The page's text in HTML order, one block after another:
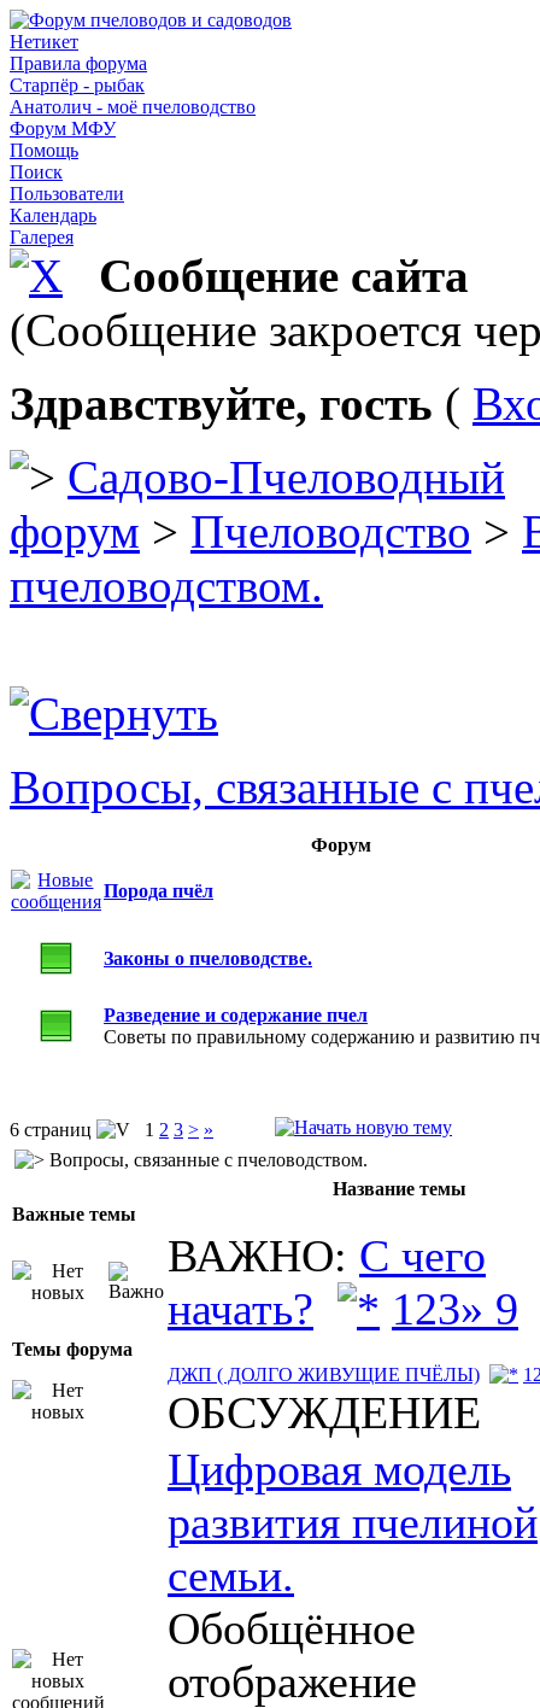
Нетикет
Правила форума
Старпёр - рыбак
Анатолич - моё пчеловодство
Форум МФУ
Помощь
Поиск
Пользователи
Календарь
Галерея
Сообщение сайта
(Сообщение закроется
Здравствуйте, гость (
Садово-Пчеловодный
форум > Пчеловодство >
пчеловодством.
Вопросы, связанные с
Форум
Порода пчёл
Законы о пчеловодстве.
Разведение и содержание пчел
Советы по правильному содержанию и развитию
6 страниц 1 2 3 > »
Вопросы, связанные с пчеловодством.
Название темы
Важные темы
ВАЖНО: С чего
начать?
123» 9
Темы форума
ДЖП ( ДОЛГО ЖИВУЩИЕ ПЧЁЛЫ)
1
ОБСУЖДЕНИЕ
Цифровая модель
развития пчелиной
семьи.
Обобщённое
отображение